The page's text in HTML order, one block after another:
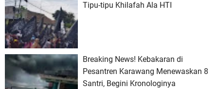
Tipu-tipu Khilafah Ala HTI
Breaking News! Kebakaran di
Pesantren Karawang Menewaskan 8
Santri, Begini Kronologinya